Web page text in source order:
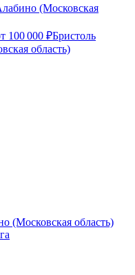
(Московская
100 000 ₽Бристоль
область)
(Московская область)